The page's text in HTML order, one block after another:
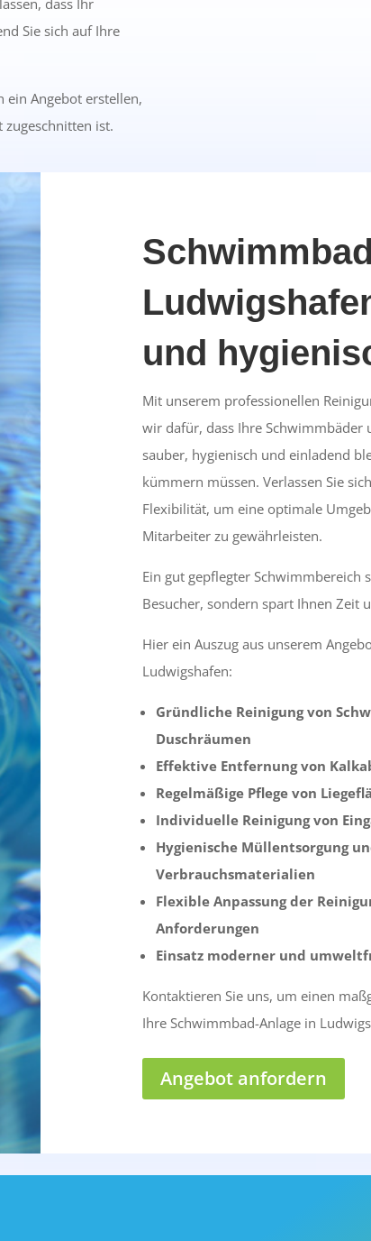
Sie sich auf Ihre
ein Angebot erstellen,
ist.
und
Mit unserem professionellen
wir dafür, dass Ihre Schwimmbäder
sauber, hygienisch und einladend
kümmern müssen. Verlassen Sie
Flexibilität, um eine optimale
Mitarbeiter zu gewährleisten.
Ein gut gepflegter Schwimmbereich
Besucher, sondern spart Ihnen Zeit
Hier ein Auszug aus unserem
Ludwigshafen:
Gründliche Reinigung von
Duschräumen
Effektive Entfernung von
Regelmäßige Pflege von
Individuelle Reinigung von
Hygienische Müllentsorgung
Verbrauchsmaterialien
Flexible Anpassung der
Anforderungen
Einsatz moderner und
Kontaktieren Sie uns, um einen
Ihre Schwimmbad-Anlage in
Angebot anfordern